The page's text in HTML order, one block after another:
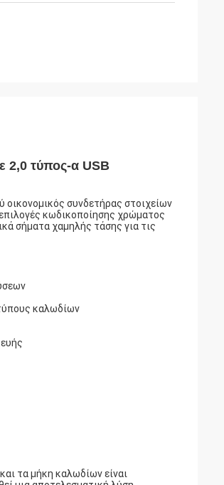
2,0 τύπος-α USB
οικονομικός συνδετήρας στοιχείων
κωδικοποίησης χρώματος
σήματα χαμηλής τάσης για τις
καλωδίων
τα μήκη καλωδίων είναι